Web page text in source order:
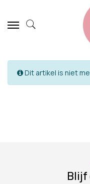
Dit artikel is niet
Blijf